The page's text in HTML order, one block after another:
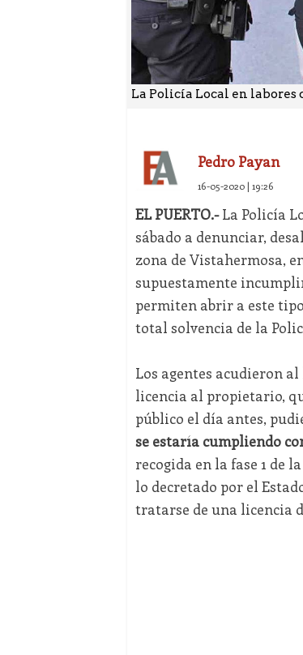
La Policía Local en
Pedro Payan
16-05-2020 | 19:26
EL PUERTO.-La Policía
sábado a denunciar,
zona de Vistahermosa,
supuestamente
permiten abrir a este
total solvencia de la
Los agentes acudieron
licencia al propietario,
público el día antes,
se estaría cumpliendo
recogida en la fase 1 de
lo decretado por el
tratarse de una licencia